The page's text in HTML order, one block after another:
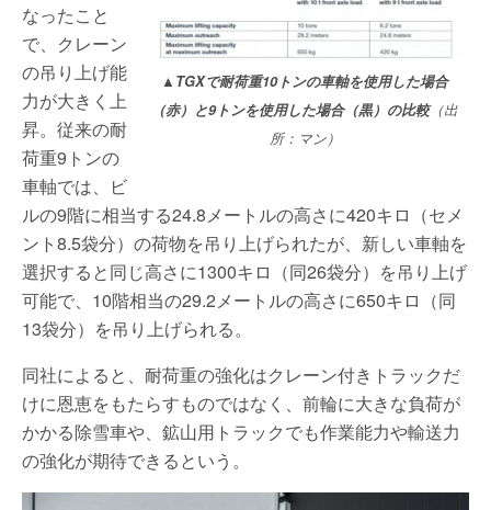
▲TGXで耐荷重10トンの車軸を使用した場合
（赤）と9トンを使用した場合（黒）の比較（出
所：マン）
なったこと
で、クレーン
の吊り上げ能
力が大きく上
昇。従来の耐
荷重9トンの
車軸では、ビ
ルの9階に相当する24.8メートルの高さに420キロ（セメ
ント8.5袋分）の荷物を吊り上げられたが、新しい車軸を
選択すると同じ高さに1300キロ（同26袋分）を吊り上げ
可能で、10階相当の29.2メートルの高さに650キロ（同
13袋分）を吊り上げられる。
同社によると、耐荷重の強化はクレーン付きトラックだ
けに恩恵をもたらすものではなく、前輪に大きな負荷が
かかる除雪車や、鉱山用トラックでも作業能力や輸送力
の強化が期待できるという。